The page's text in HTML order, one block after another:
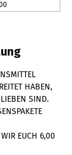
HABEN,
SIND.
EUCH 6,00